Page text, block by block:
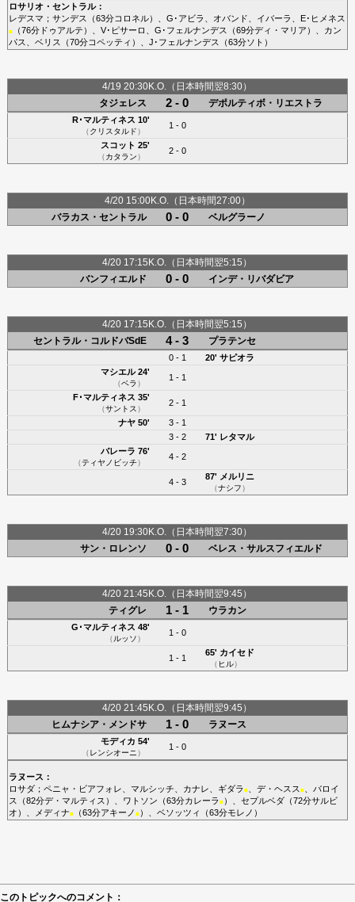
ロサリオ・セントラル：
レデスマ ； サンデス （63分コロネル）、 G･アビラ オバンド イバーラ E･ヒメネス
■（76分ドゥアルテ ）、 V･ピサーロ G･フェルナンデス （69分ディ・マリア ）、 カン
パス
ベリス （70分コペッティ ）、 J･フェルナンデス （63分ソト ）
4/19 20:30K.O.（日本時間翌8:30）
タジェレス
2 - 0 デポルティボ・リエストラ
R･マルティネス 10'
（クリスタルド）
1 - 0
スコット 25'
（カタラン）
2 - 0
4/20 15:00K.O.（日本時間27:00）
バラカス・セントラル
0 - 0 ベルグラーノ
4/20 17:15K.O.（日本時間翌5:15）
バンフィエルド
0 - 0 インデ・リバダビア
4/20 17:15K.O.（日本時間翌5:15）
セントラル・コルドバSdE
4 - 3 プラテンセ
0 - 1 20' サピオラ
マシエル24'
（ベラ）
1 - 1
F･マルティネス 35'
（サントス ）
2 - 1
ナヤ50'
3 - 1
3 - 2
71' レタマル
バレーラ 76'
（ティヤノビッチ）
4 - 2
4 - 3
87' メルリニ
（ナシフ）
4/20 19:30K.O.（日本時間翌7:30）
サン・ロレンソ
0 - 0 ベレス・サルスフィエルド
4/20 21:45K.O.（日本時間翌9:45）
ティグレ
1 - 1 ウラカン
G･マルティネス 48'
（ルッソ）
1 - 0
1 - 1
65' カイセド
（ ヒル）
4/20 21:45K.O.（日本時間翌9:45）
ヒムナシア・メンドサ
1 - 0 ラヌース
モディカ 54'
（レンシオーニ ）
1 - 0
ラヌース ：
ロサダ； ペニャ・ビアフォレ マルシッチ カナレ ギダラ ■、 デ・ヘスス ■、 バロイ
ス
（82分デ・マルティス ）、 ワトソン （63分カレーラ ■）、 セプルベダ（72分サルビ
オ ）、 メディナ■（63分アキーノ ■）、 ベソッツィ （63分モレノ ）
このトピックへのコメント：